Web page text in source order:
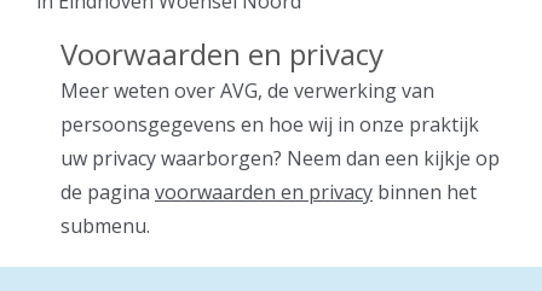
Voorwaarden en privacy
Meer weten over AVG, de verwerking van
persoonsgegevens en hoe wij in onze praktijk
uw privacy waarborgen? Neem dan een kijkje op
de pagina voorwaarden en privacy binnen het
submenu.